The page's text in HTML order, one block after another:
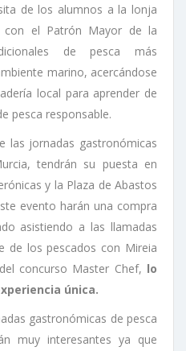
de los alumnos a la lonja
con el Patrón Mayor de la
de pesca más
marino, acercándose
local para aprender de
pesca responsable.
las jornadas gastronómicas
tendrán su puesta en
y la Plaza de Abastos
evento harán una compra
asistiendo a las llamadas
de los pescados con Mireia
concurso Master Chef, lo
única.
gastronómicas de pesca
muy interesantes ya que